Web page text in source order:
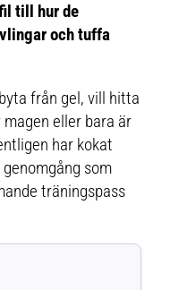
till hur de
och tuffa
från gel, vill hitta
eller bara är
har kokat
som
träningspass